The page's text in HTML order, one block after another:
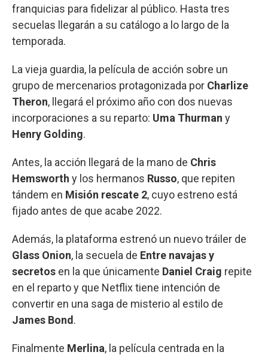
franquicias para fidelizar al público. Hasta tres
secuelas llegarán a su catálogo a lo largo de la
temporada.
La vieja guardia, la película de acción sobre un
grupo de mercenarios protagonizada por Charlize
Theron, llegará el próximo año con dos nuevas
incorporaciones a su reparto: Uma Thurman y
Henry Golding.
Antes, la acción llegará de la mano de Chris
Hemsworth y los hermanos Russo, que repiten
tándem en Misión rescate 2, cuyo estreno está
fijado antes de que acabe 2022.
Además, la plataforma estrenó un nuevo tráiler de
Glass Onion, la secuela de Entre navajas y
secretos en la que únicamente Daniel Craig repite
en el reparto y que Netflix tiene intención de
convertir en una saga de misterio al estilo de
James Bond.
Finalmente Merlina, la película centrada en la